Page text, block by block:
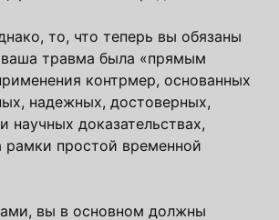
то, что теперь вы обязаны
ваша травма была «прямым
контрмер, основанных
надежных, достоверных,
научных доказательствах,
простой временной
вы в основном должны